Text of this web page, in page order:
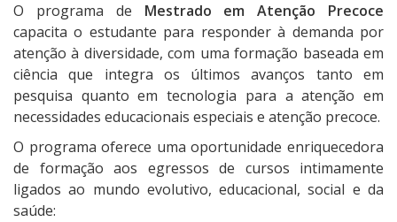
O programa de Mestrado em Atenção Precoce
capacita o estudante para responder à demanda por
atenção à diversidade, com uma formação baseada em
ciência que integra os últimos avanços tanto em
pesquisa quanto em tecnologia para a atenção em
necessidades educacionais especiais e atenção precoce.
O programa oferece uma oportunidade enriquecedora
de formação aos egressos de cursos intimamente
ligados ao mundo evolutivo, educacional, social e da
saúde: